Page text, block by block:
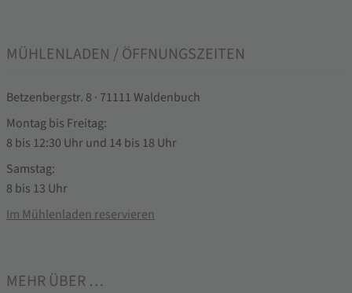
MÜHLENLADEN / ÖFFNUNGSZEITEN
Betzenbergstr. 8 · 71111 Waldenbuch
Montag bis Freitag:
8 bis 12:30 Uhr und 14 bis 18 Uhr
Samstag:
8 bis 13 Uhr
Im Mühlenladen reservieren
MEHR ÜBER …